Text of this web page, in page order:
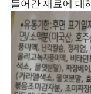
들어간 재료에 대